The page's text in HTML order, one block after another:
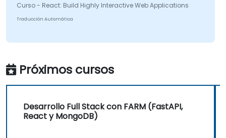
Curso - React: Build Highly Interactive Web Applications
Traducción Automática
Próximos cursos
Desarrollo Full Stack con FARM (FastAPI,
React y MongoDB)